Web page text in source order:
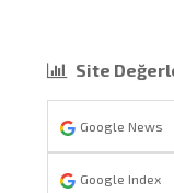
Site
Google News
Google Index